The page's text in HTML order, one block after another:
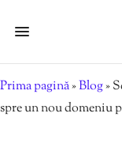
Prima pagină»Blog»
spre un nou domeniu